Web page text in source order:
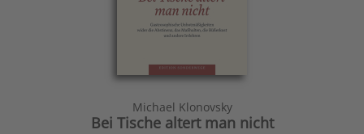
Michael Klonovsky
Bei Tische altert man nicht